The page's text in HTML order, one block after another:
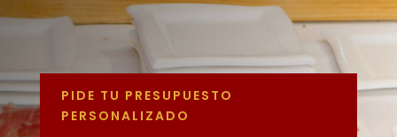
PIDE TU PRESUPUESTO
PERSONALIZADO